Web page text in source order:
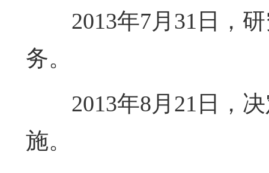
2013年7月31日，
务。
2013年8月21日，
施。